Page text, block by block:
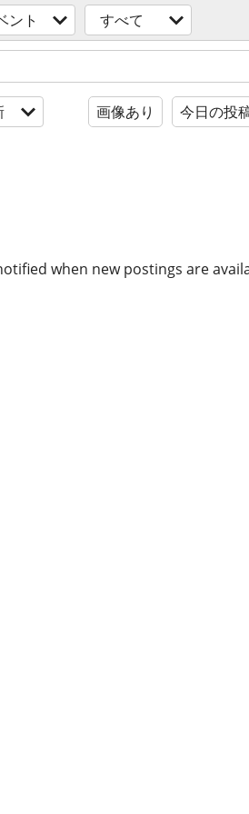
ント すべて
画像あり 今日の投
when new postings are